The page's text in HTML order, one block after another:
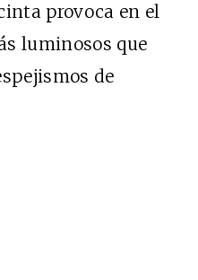
provoca en el
luminosos que
de